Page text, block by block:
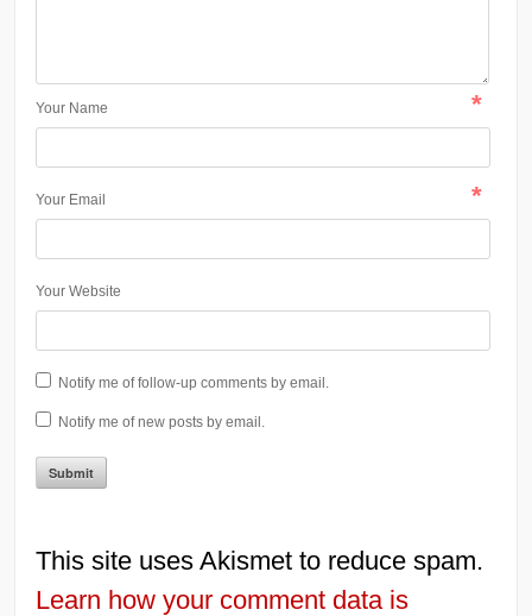
Your Name *
Your Email *
Your Website
Notify me of follow-up comments by email.
Notify me of new posts by email.
This site uses Akismet to reduce spam.
Learn how your comment data is